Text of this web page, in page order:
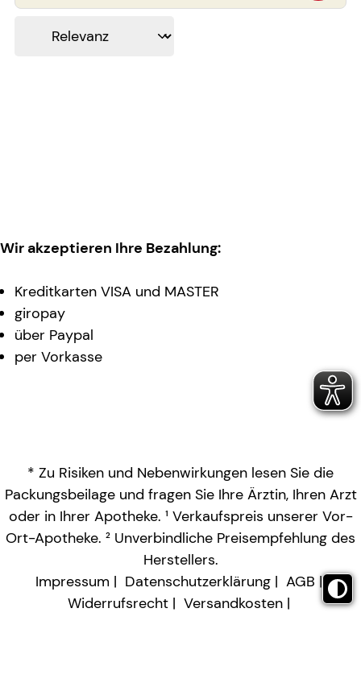
Wir akzeptieren Ihre Bezahlung:
Kreditkarten VISA und MASTER
giropay
über Paypal
per Vorkasse
* Zu Risiken und Nebenwirkungen lesen Sie die
Packungsbeilage und fragen Sie Ihre Ärztin, Ihren Arzt
oder in Ihrer Apotheke. ¹ Verkaufspreis unserer Vor-
Ort-Apotheke. ² Unverbindliche Preisempfehlung des
Herstellers.
Impressum
Datenschutzerklärung
AGB
Widerrufsrecht
Versandkosten